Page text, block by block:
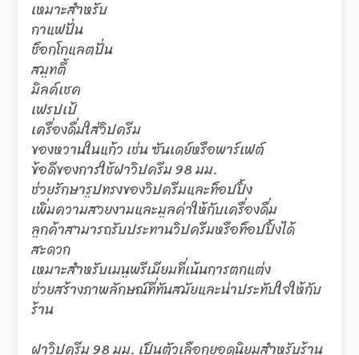
เหมาะสำหรับ
กาแฟปั่น
ช็อกโกแลตปั่น
สมูทตี้
มิลค์เชค
เฟรปเป้
เครื่องดื่มใส่วิปครีม
ของหวานในแก้ว เช่น ซันเดย์หรือพาร์เฟต์
ข้อดีของการใช้ฝาวิปครีม 98 มม.
ช่วยรักษารูปทรงของวิปครีมและท็อปปิ้ง
เพิ่มความสวยงามและมูลค่าให้กับเครื่องดื่ม
ลูกค้าสามารถรับประทานวิปครีมหรือท็อปปิ้งได้
สะดวก
เหมาะสำหรับเมนูพรีเมียมที่เน้นการตกแต่ง
ช่วยสร้างภาพลักษณ์ที่ทันสมัยและน่าประทับใจให้กับ
ร้าน
ฝาวิปครีม 98 มม. เป็นตัวเลือกยอดนิยมสำหรับร้าน